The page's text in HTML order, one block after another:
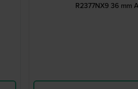
R2377NX9 36 mm